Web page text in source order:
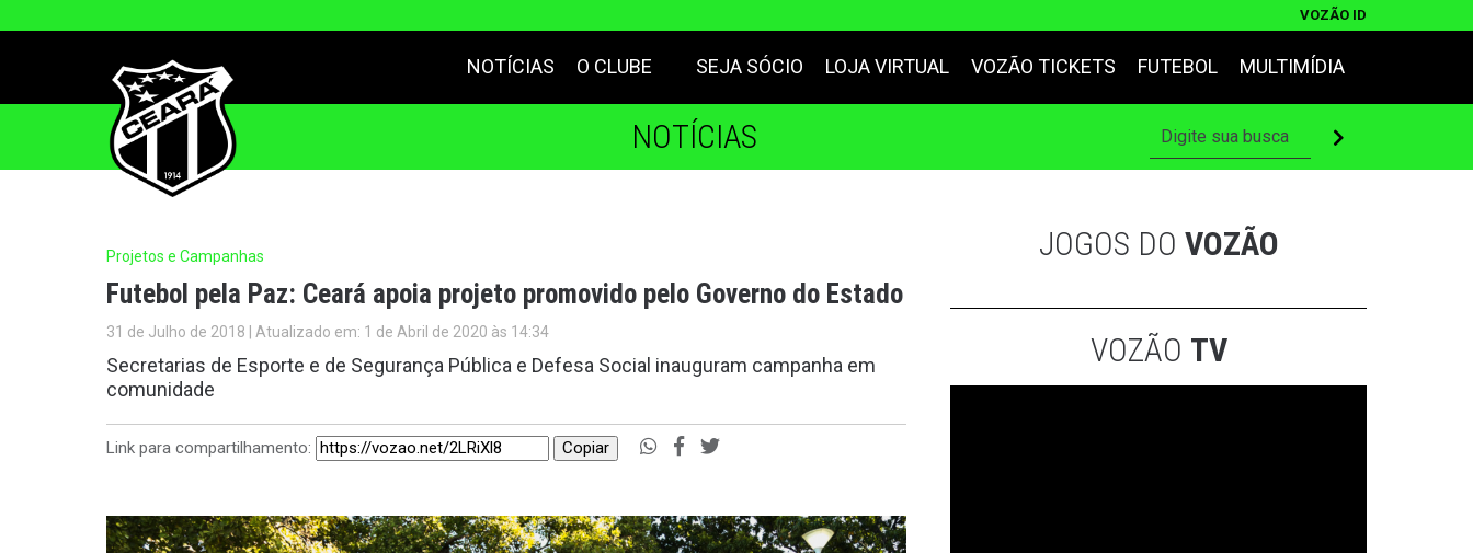
VOZÃO ID
NOTÍCIAS O CLUBE SEJA SÓCIO LOJA VIRTUAL VOZÃO TICKETS FUTEBOL MULTIMÍDIA
NOTÍCIAS
Projetos e Campanhas
Futebol pela Paz: Ceará apoia projeto promovido pelo Governo do Estado
31 de Julho de 2018 | Atualizado em: 1 de Abril de 2020 às 14:34
Secretarias de Esporte e de Segurança Pública e Defesa Social inauguram campanha em
comunidade
Link para compartilhamento: Copiar
JOGOS DO VOZÃO
VOZÃO TV